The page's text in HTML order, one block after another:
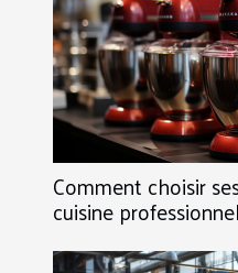
Comment choisir
cuisine